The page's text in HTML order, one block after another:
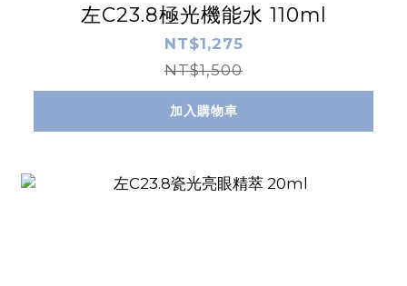
左C23.8極光機能水 110ml
NT$1,275
NT$1,500
加入購物車